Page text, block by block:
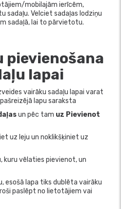
mobilajām ierīcēm,
sadaļu. Velciet sadaļas lodziņu
sadaļā, lai to pārvietotu.
pievienošana
lapai
vairāku sadaļu lapai varat
lapu saraksta
un pēc tam uz Pievienot
uz leju un noklikšķiniet uz
kuru vēlaties pievienot, un
esošā lapa tiks dublēta vairāku
paslēpt no lietotājiem vai